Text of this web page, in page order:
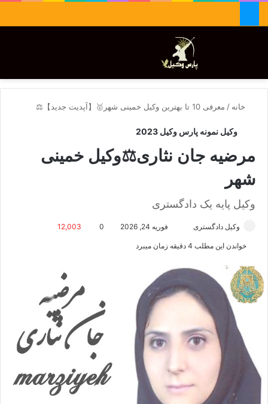
تغییر پوسته
خانه / معرفی 10 تا بهترین وکیل خمینی شهر🥇【آپدیت جدید】⚖️
وکیل نمونه پارس وکیل 2023
مرضیه جان نثاری⚖️وکیل خمینی
شهر
وکیل پایه یک دادگستری
وکیل دادگستری
ا
ل
فوریه 24, 2026 0
12,003
خواندن این مطلب 4 دقیقه زمان میبرد